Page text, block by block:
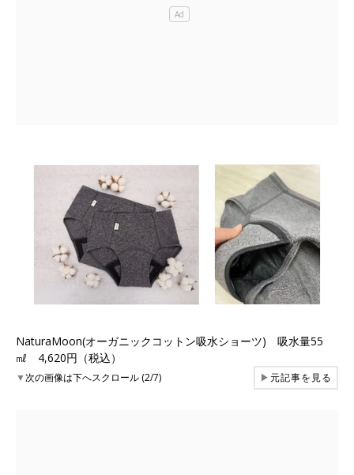
NaturaMoon(オーガニックコットン吸水ショーツ) 吸水量55
㎖ 4,620円（税込）
▼次の画像は下へスクロール (2/7) ▶元記事を見る